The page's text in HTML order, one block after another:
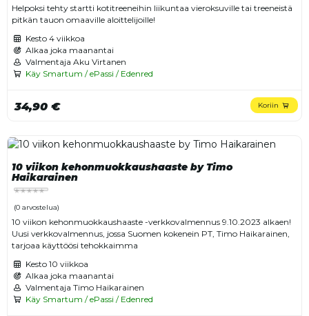
Helpoksi tehty startti kotitreeneihin liikuntaa vieroksuville tai treeneistä
pitkän tauon omaaville aloittelijoille!
Kesto 4 viikkoa
Alkaa joka maanantai
Valmentaja Aku Virtanen
Käy Smartum / ePassi / Edenred
34,90 € Koriin
10 viikon kehonmuokkaushaaste by Timo
Haikarainen
(0 arvostelua)
10 viikon kehonmuokkaushaaste -verkkovalmennus 9.10.2023 alkaen!
Uusi verkkovalmennus, jossa Suomen kokenein PT, Timo Haikarainen,
tarjoaa käyttöösi tehokkaimma
Kesto 10 viikkoa
Alkaa joka maanantai
Valmentaja Timo Haikarainen
Käy Smartum / ePassi / Edenred